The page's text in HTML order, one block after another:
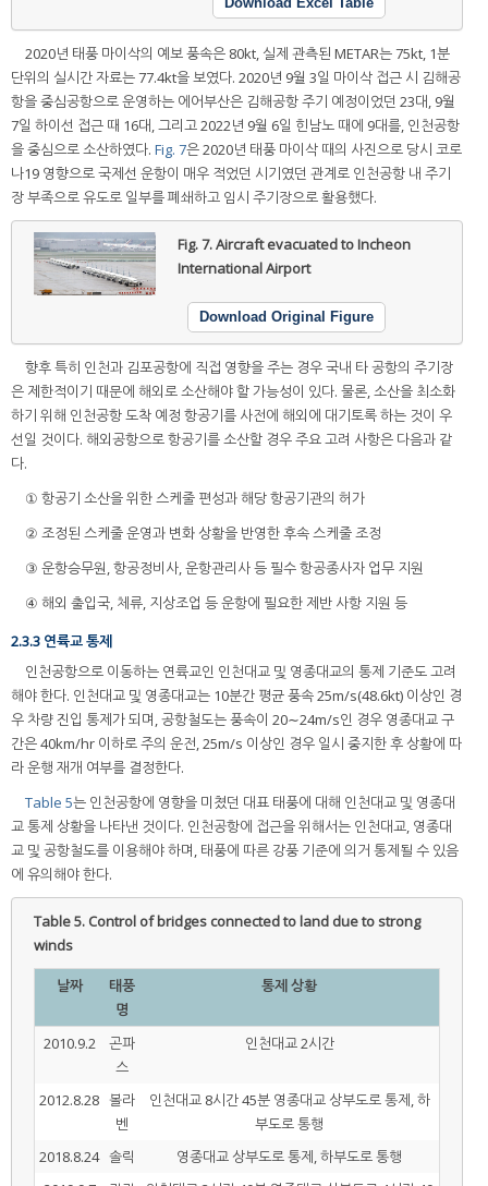
2020년 태풍 마이삭의 예보 풍속은 80kt, 실제 관측된 METAR는 75kt, 1분
단위의 실시간 자료는 77.4kt을 보였다. 2020년 9월 3일 마이삭 접근 시 김해공
항을 중심공항으로 운영하는 에어부산은 김해공항 주기 예정이었던 23대, 9월
7일 하이선 접근 때 16대, 그리고 2022년 9월 6일 힌남노 때에 9대를, 인천공항
을 중심으로 소산하였다. Fig. 7은 2020년 태풍 마이삭 때의 사진으로 당시 코로
나19 영향으로 국제선 운항이 매우 적었던 시기였던 관계로 인천공항 내 주기
장 부족으로 유도로 일부를 폐쇄하고 임시 주기장으로 활용했다.
Fig. 7.Aircraft evacuated to Incheon
International Airport
Download Original Figure
향후 특히 인천과 김포공항에 직접 영향을 주는 경우 국내 타 공항의 주기장
은 제한적이기 때문에 해외로 소산해야 할 가능성이 있다. 물론, 소산을 최소화
하기 위해 인천공항 도착 예정 항공기를 사전에 해외에 대기토록 하는 것이 우
선일 것이다. 해외공항으로 항공기를 소산할 경우 주요 고려 사항은 다음과 같
다.
① 항공기 소산을 위한 스케줄 편성과 해당 항공기관의 허가
② 조정된 스케줄 운영과 변화 상황을 반영한 후속 스케줄 조정
③ 운항승무원, 항공정비사, 운항관리사 등 필수 항공종사자 업무 지원
④ 해외 출입국, 체류, 지상조업 등 운항에 필요한 제반 사항 지원 등
2.3.3 연륙교 통제
인천공항으로 이동하는 연륙교인 인천대교 및 영종대교의 통제 기준도 고려
해야 한다. 인천대교 및 영종대교는 10분간 평균 풍속 25m/s(48.6kt) 이상인 경
우 차량 진입 통제가 되며, 공항철도는 풍속이 20∼24m/s인 경우 영종대교 구
간은 40km/hr 이하로 주의 운전, 25m/s 이상인 경우 일시 중지한 후 상황에 따
라 운행 재개 여부를 결정한다.
Table 5는 인천공항에 영향을 미쳤던 대표 태풍에 대해 인천대교 및 영종대
교 통제 상황을 나타낸 것이다. 인천공항에 접근을 위해서는 인천대교, 영종대
교 및 공항철도를 이용해야 하며, 태풍에 따른 강풍 기준에 의거 통제될 수 있음
에 유의해야 한다.
Table 5. Control of bridges connected to land due to strong
winds
날짜
태풍
명
통제 상황
2010.9.2
곤파
스
인천대교 2시간
2012.8.28 볼라
벤
인천대교 8시간 45분 영종대교 상부도로 통제, 하
부도로 통행
2018.8.24 솔릭
영종대교 상부도로 통제, 하부도로 통행